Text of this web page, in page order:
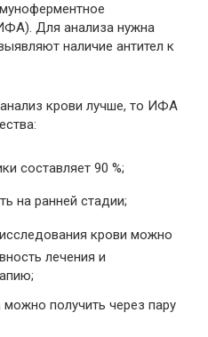
Для анализа нужна
наличие антител к
крови лучше, то ИФА
составляет 90 %;
на ранней стадии;
крови можно
лечения и
можно получить через пару